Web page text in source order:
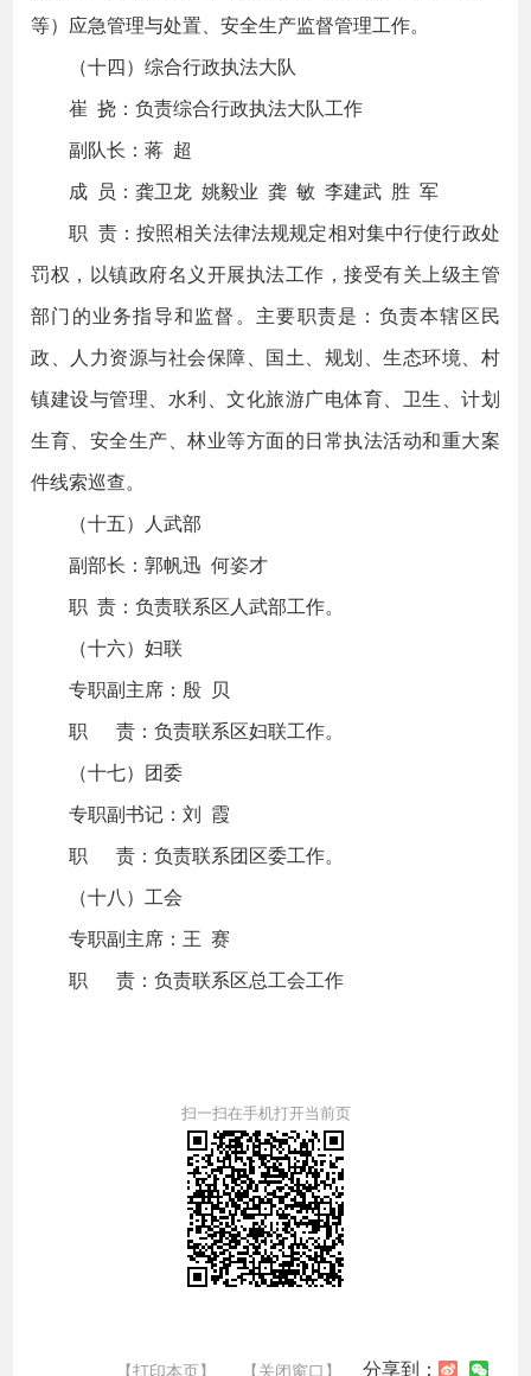
等）应急管理与处置、安全生产监督管理工作。
（十四）综合行政执法大队
崔 挠：负责综合行政执法大队工作
副队长：蒋 超
成 员：龚卫龙 姚毅业 龚 敏 李建武 胜 军
职 责：按照相关法律法规规定相对集中行使行政处
罚权，以镇政府名义开展执法工作，接受有关上级主管
部门的业务指导和监督。主要职责是：负责本辖区民
政、人力资源与社会保障、国土、规划、生态环境、村
镇建设与管理、水利、文化旅游广电体育、卫生、计划
生育、安全生产、林业等方面的日常执法活动和重大案
件线索巡查。
（十五）人武部
副部长：郭帆迅 何姿才
职 责：负责联系区人武部工作。
（十六）妇联
专职副主席：殷 贝
职 责：负责联系区妇联工作。
（十七）团委
专职副书记：刘 霞
职 责：负责联系团区委工作。
（十八）工会
专职副主席：王 赛
职 责：负责联系区总工会工作
扫一扫在手机打开当前页
【打印本页】 【关闭窗口】 分享到：